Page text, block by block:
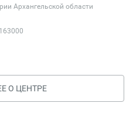
Архангельской области
О ЦЕНТРЕ